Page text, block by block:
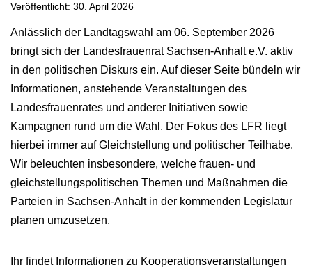
Veröffentlicht: 30. April 2026
Anlässlich der Landtagswahl am 06. September 2026
bringt sich der Landesfrauenrat Sachsen-Anhalt e.V. aktiv
in den politischen Diskurs ein. Auf dieser Seite bündeln wir
Informationen, anstehende Veranstaltungen des
Landesfrauenrates und anderer Initiativen sowie
Kampagnen rund um die Wahl. Der Fokus des LFR liegt
hierbei immer auf Gleichstellung und politischer Teilhabe.
Wir beleuchten insbesondere, welche frauen- und
gleichstellungspolitischen Themen und Maßnahmen die
Parteien in Sachsen-Anhalt in der kommenden Legislatur
planen umzusetzen.
Ihr findet Informationen zu Kooperationsveranstaltungen